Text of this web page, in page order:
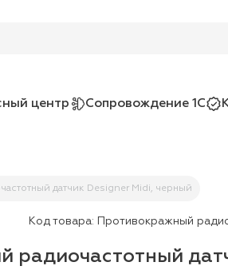
центр Сопровождение 1С
датчик Designer Midi, черный
Код товара: Противокражный
радиочастотный